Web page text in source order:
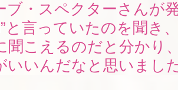
ブ・スペクターさんが
と言っていたのを聞き
聞こえるのだと分かり
いいんだなと思いまし